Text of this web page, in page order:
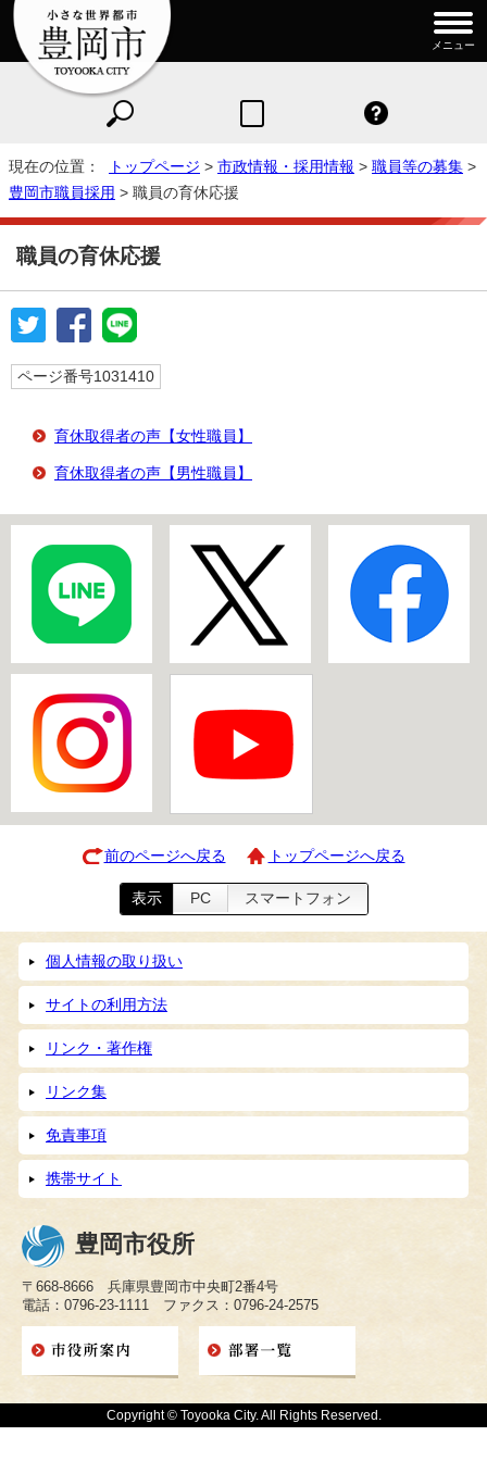
メニュー
現在の位置： トップページ > 市政情報・採用情報 > 職員等の募集 >
豊岡市職員採用 > 職員の育休応援
職員の育休応援
ページ番号1031410
育休取得者の声【女性職員】
育休取得者の声【男性職員】
前のページへ戻る トップページへ戻る
表示 PC スマートフォン
個人情報の取り扱い
サイトの利用方法
リンク・著作権
リンク集
免責事項
携帯サイト
豊岡市役所
〒668-8666 兵庫県豊岡市中央町2番4号
電話：0796-23-1111 ファクス：0796-24-2575
Copyright © Toyooka City. All Rights Reserved.